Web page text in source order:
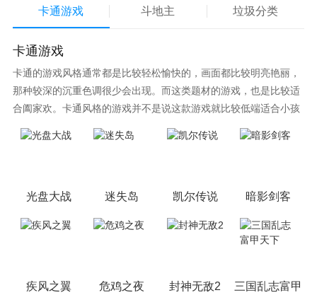
卡通游戏 斗地主 垃圾分类
卡通游戏
卡通的游戏风格通常都是比较轻松愉快的，画面都比较明亮艳丽，
那种较深的沉重色调很少会出现。而这类题材的游戏，也是比较适
合阖家欢。卡通风格的游戏并不是说这款游戏就比较低端适合小孩
子玩，因为很多游戏厂商会故意把游戏中添加进入卡通元素，这也
可以说是一种勾起大家兴趣的手段！身边有好友能够在一起游戏的
光盘大战 迷失岛 凯尔传说 暗影剑客
疾风之翼 危鸡之夜 封神无敌2 三国乱志富甲天